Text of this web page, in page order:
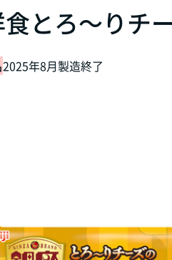
とろ～りチ
2025年8月製造終了